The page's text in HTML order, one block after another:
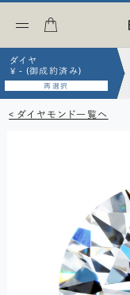
ダイヤ
¥ - (御成約済み)
再選択
< ダイヤモンド一覧へ